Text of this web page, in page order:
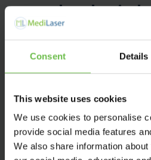
Consent Details
This website uses cookies
We use cookies to personalise
provide social media features
We also share information
La technologie
solution pour
les vergetures !
Les cicatrices et les
chirurgie
Amélioration de la